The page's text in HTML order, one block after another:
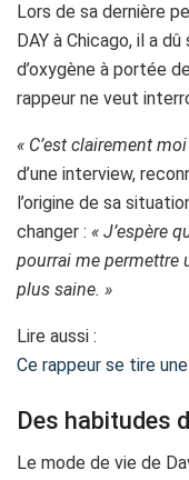
Lors de sa dernière
DAY à Chicago, il a
d’oxygène à portée
rappeur ne veut
« C’est clairement
d’une interview,
l’origine de sa
changer : « J’espère
pourrai me permettre
plus saine. »
Lire aussi :
Ce rappeur se tire
Des habitudes
Le mode de vie de